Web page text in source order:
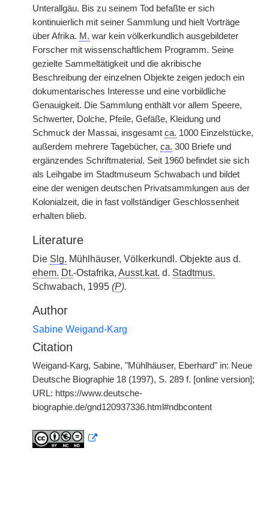
Unterallgäu. Bis zu seinem Tod befaßte er sich
kontinuierlich mit seiner Sammlung und hielt Vorträge
über Afrika. M. war kein völkerkundlich ausgebildeter
Forscher mit wissenschaftlichem Programm. Seine
gezielte Sammeltätigkeit und die akribische
Beschreibung der einzelnen Objekte zeigen jedoch ein
dokumentarisches Interesse und eine vorbildliche
Genauigkeit. Die Sammlung enthält vor allem Speere,
Schwerter, Dolche, Pfeile, Gefäße, Kleidung und
Schmuck der Massai, insgesamt ca. 1000 Einzelstücke,
außerdem mehrere Tagebücher, ca. 300 Briefe und
ergänzendes Schriftmaterial. Seit 1960 befindet sie sich
als Leihgabe im Stadtmuseum Schwabach und bildet
eine der wenigen deutschen Privatsammlungen aus der
Kolonialzeit, die in fast vollständiger Geschlossenheit
erhalten blieb.
Literature
Die Slg. Mühlhäuser, Völkerkundl. Objekte aus d.
ehem. Dt.-Ostafrika, Ausst.kat. d. Stadtmus.
Schwabach, 1995 (P).
Author
Sabine Weigand-Karg
Citation
Weigand-Karg, Sabine, "Mühlhäuser, Eberhard" in: Neue
Deutsche Biographie 18 (1997), S. 289 f. [online version];
URL: https://www.deutsche-
biographie.de/gnd120937336.html#ndbcontent